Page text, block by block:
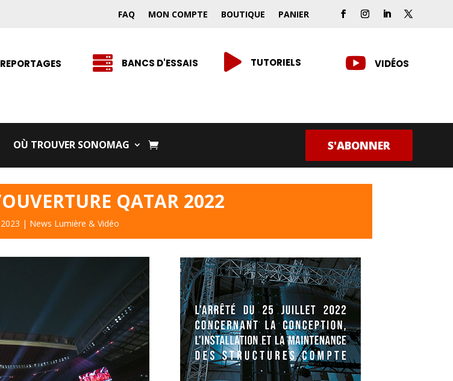
FAQ MON COMPTE BOUTIQUE PANIER
REPORTAGES  BANCS D'ESSAIS  TUTORIELS  VIDÉOS
OÙ TROUVER SONOMAG S'ABONNER
QATAR 2022
| News Lumière & Vidéo
NEWSLETTER